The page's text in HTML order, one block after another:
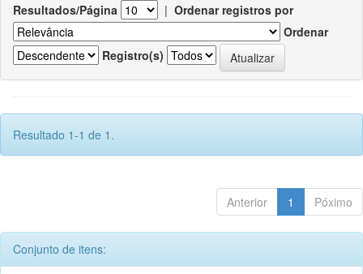
Resultados/Página | Ordenar registros por
Ordenar
Registro(s)
Resultado 1-1 de 1.
Anterior 1 Póximo
Conjunto de itens: